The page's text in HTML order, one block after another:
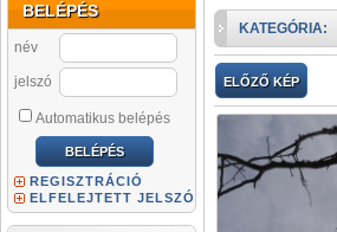
BELÉPÉS
név
jelszó
Automatikus belépés
REGISZTRÁCIÓ
ELFELEJTETT JELSZÓ
KATEGÓRIA:
ELŐZŐ KÉP